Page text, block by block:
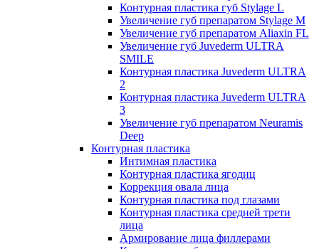
Контурная пластика губ Stylage L
Увеличение губ препаратом Stylage M
Увеличение губ препаратом Aliaxin FL
Увеличение губ Juvederm ULTRA
SMILE
Контурная пластика Juvederm ULTRA
2
Контурная пластика Juvederm ULTRA
3
Увеличение губ препаратом Neuramis
Deep
Контурная пластика
Интимная пластика
Контурная пластика ягодиц
Коррекция овала лица
Контурная пластика под глазами
Контурная пластика средней трети
лица
Армирование лица филлерами